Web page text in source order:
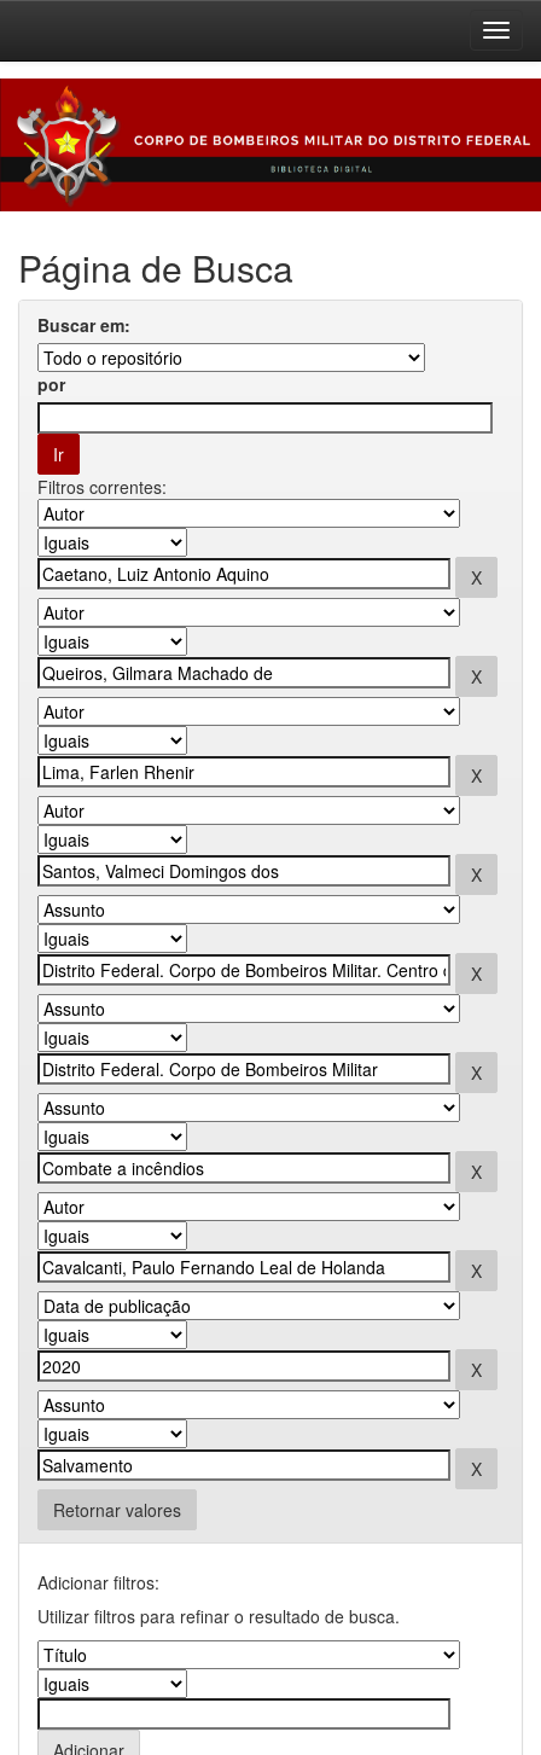
navigation
Página de Busca
Buscar em:
por
Filtros correntes:
Retornar valores
Adicionar filtros:
Utilizar filtros para refinar o resultado de busca.